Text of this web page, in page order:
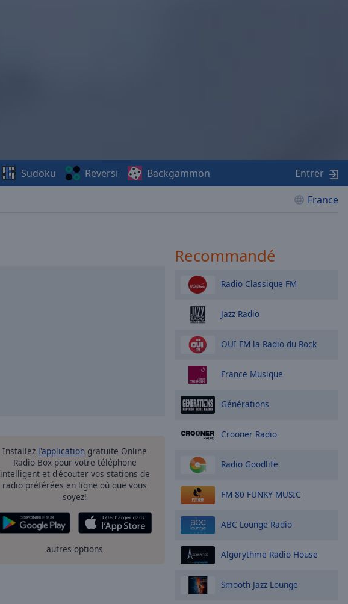
France
Sudoku Reversi Backgammon Entrer
Installez l'application gratuite Online
Radio Box pour votre téléphone
intelligent et d'écouter vos stations de
radio préférées en ligne où que vous
soyez!
autres options
Recommandé
Radio Classique FM
Jazz Radio
OUI FM la Radio du Rock
France Musique
Générations
Crooner Radio
Radio Goodlife
FM 80 FUNKY MUSIC
ABC Lounge Radio
Algorythme Radio House
Smooth Jazz Lounge